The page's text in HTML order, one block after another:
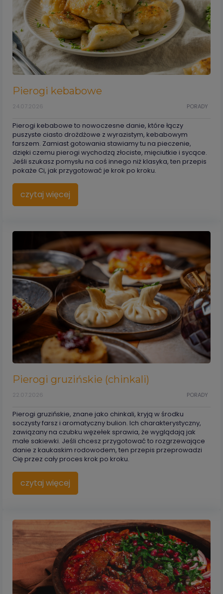
Pierogi kebabowe
PORADY
24.07.2026
Pierogi kebabowe to nowoczesne danie, które łączy
puszyste ciasto drożdżowe z wyrazistym, kebabowym
farszem. Zamiast gotowania stawiamy tu na pieczenie,
dzięki czemu pierogi wychodzą złociste, mięciutkie i sycące.
Jeśli szukasz pomysłu na coś innego niż klasyka, ten przepis
pokaże Ci, jak przygotować je krok po kroku.
czytaj więcej
Pierogi gruzińskie (chinkali)
PORADY
22.07.2026
Pierogi gruzińskie, znane jako chinkali, kryją w środku
soczysty farsz i aromatyczny bulion. Ich charakterystyczny,
zawiązany na czubku węzełek sprawia, że wyglądają jak
małe sakiewki. Jeśli chcesz przygotować to rozgrzewające
danie z kaukaskim rodowodem, ten przepis przeprowadzi
Cię przez cały proces krok po kroku.
czytaj więcej